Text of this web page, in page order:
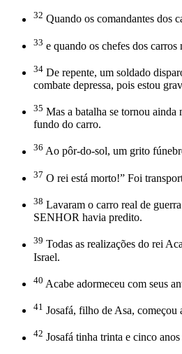
32 Quando os comandantes dos
33 e quando os chefes dos
34 De repente, um soldado
combate depressa, pois estou
35 Mas a batalha se tornou ainda
fundo do carro.
36 Ao pôr-do-sol, um grito
37 O rei está morto!” Foi
38 Lavaram o carro real de
SENHOR havia predito.
39 Todas as realizações do rei
Israel.
40 Acabe adormeceu com seus
41 Josafá, filho de Asa, começou
42 Josafá tinha trinta e cinco